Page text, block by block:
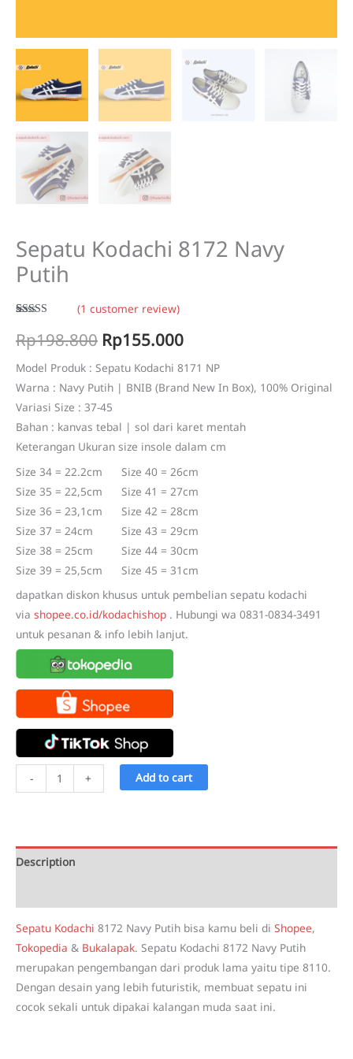
Sepatu Kodachi 8172 Navy
Putih
out of 5
based on
rating
(1 customer review)
Rp198.800 Original
price
was:
Rp198.800.
Rp155.000Current
price
is:
Rp155.000.
Model Produk : Sepatu Kodachi 8171 NP
Warna : Navy Putih | BNIB (Brand New In Box), 100% Original
Variasi Size : 37-45
Bahan : kanvas tebal | sol dari karet mentah
Keterangan Ukuran size insole dalam cm
Size 34 = 22.2cm Size 40 = 26cm
Size 35 = 22,5cm Size 41 = 27cm
Size 36 = 23,1cm Size 42 = 28cm
Size 37 = 24cm Size 43 = 29cm
Size 38 = 25cm Size 44 = 30cm
Size 39 = 25,5cm Size 45 = 31cm
dapatkan diskon khusus untuk pembelian sepatu kodachi
via shopee.co.id/kodachishop . Hubungi wa 0831-0834-3491
untuk pesanan & info lebih lanjut.
-
Kodachi
Putih
quantity
+ Add to cart
Description
Sepatu Kodachi 8172 Navy Putih bisa kamu beli di Shopee,
Tokopedia & Bukalapak. Sepatu Kodachi 8172 Navy Putih
merupakan pengembangan dari produk lama yaitu tipe 8110.
Dengan desain yang lebih futuristik, membuat sepatu ini
cocok sekali untuk dipakai kalangan muda saat ini.